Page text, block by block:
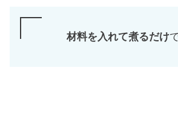
材料を入れて煮るだけ